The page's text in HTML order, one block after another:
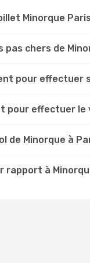
Minorque
chers de
pour effectuer
pour effectuer le
de Minorque à
rapport à